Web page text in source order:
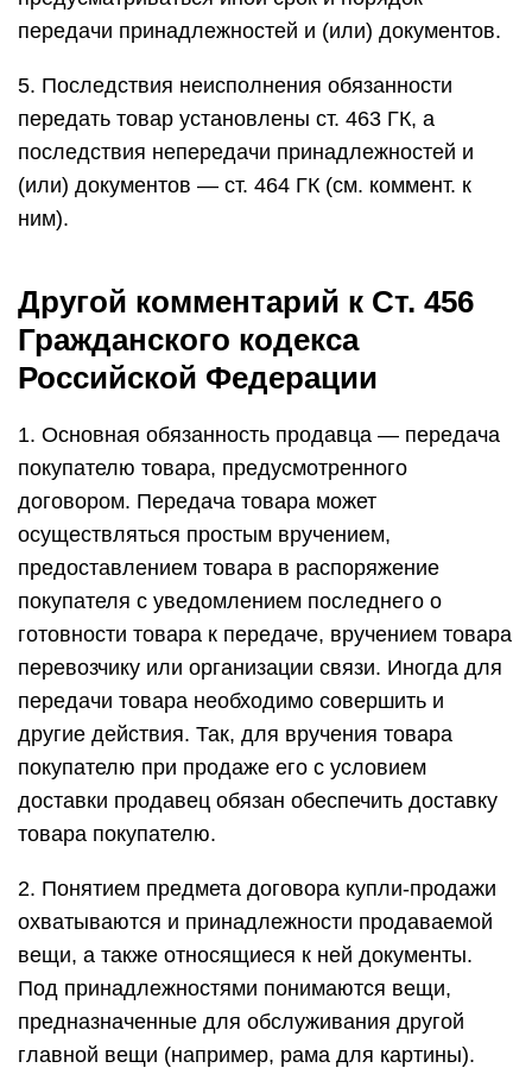
передачи принадлежностей и (или) документов.
5. Последствия неисполнения обязанности
передать товар установлены ст. 463 ГК, а
последствия непередачи принадлежностей и
(или) документов — ст. 464 ГК (см. коммент. к
ним).
Другой комментарий к Ст. 456
Гражданского кодекса
Российской Федерации
1. Основная обязанность продавца — передача
покупателю товара, предусмотренного
договором. Передача товара может
осуществляться простым вручением,
предоставлением товара в распоряжение
покупателя с уведомлением последнего о
готовности товара к передаче, вручением товара
перевозчику или организации связи. Иногда для
передачи товара необходимо совершить и
другие действия. Так, для вручения товара
покупателю при продаже его с условием
доставки продавец обязан обеспечить доставку
товара покупателю.
2. Понятием предмета договора купли-продажи
охватываются и принадлежности продаваемой
вещи, а также относящиеся к ней документы.
Под принадлежностями понимаются вещи,
предназначенные для обслуживания другой
главной вещи (например, рама для картины).